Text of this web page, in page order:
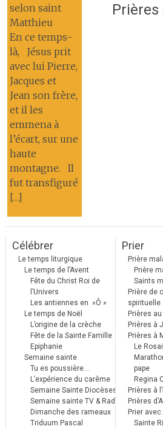
selon saint
Matthieu
En ce temps-
là, Jésus prit
avec lui Pierre,
Jacques et
Jean son frère,
et il les
emmena à
l’écart, sur une
haute
montagne. Il
fut transfiguré
[…]
Prières
Célébrer
Le temps liturgique
Le temps de l’Avent
Fête du Christ Roi de
l’Univers
Les antiennes en »Ô »
Le temps de Noël
L’origine de la crèche
Fête de la Sainte Famille
Epiphanie
Semaine sainte
Tu es poussière…
L’expérience du carême
Semaine Sainte Diocèses
Semaine sainte TV & Radio
Dimanche des rameaux
Triduum Pascal
Prier
Prière
Prière
Saints
Prière de
spirituelle
Prières
Prières à
Prières à
Le
pape
Regina
Prières à
Prières
Prier
Sainte